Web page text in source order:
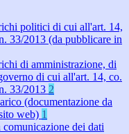
politici di cui all'art. 14,
33/2013 (da pubblicare in
di amministrazione, di
di cui all'art. 14, co.
33/2013 2
(documentazione da
web) 1
comunicazione dei dati